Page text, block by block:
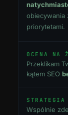
obiecywania
priorytetami.
OCENA NA
Przeklikam
kątem SEO
STRATEGIA
Wspólnie